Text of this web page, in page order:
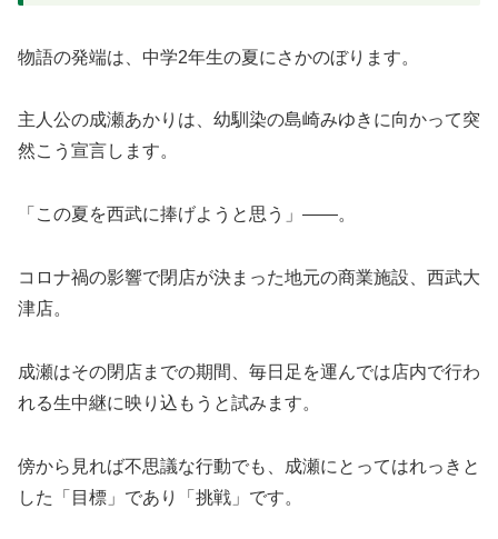
物語の発端は、中学2年生の夏にさかのぼります。
主人公の成瀬あかりは、幼馴染の島崎みゆきに向かって突
然こう宣言します。
「この夏を西武に捧げようと思う」——。
コロナ禍の影響で閉店が決まった地元の商業施設、西武大
津店。
成瀬はその閉店までの期間、毎日足を運んでは店内で行わ
れる生中継に映り込もうと試みます。
傍から見れば不思議な行動でも、成瀬にとってはれっきと
した「目標」であり「挑戦」です。